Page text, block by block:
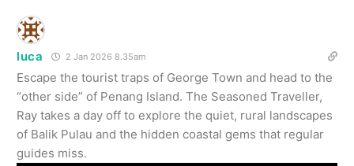
luca 2 Jan 2026 8.35am
Escape the tourist traps of George Town and head to the
“other side” of Penang Island. The Seasoned Traveller,
Ray takes a day off to explore the quiet, rural landscapes
of Balik Pulau and the hidden coastal gems that regular
guides miss.